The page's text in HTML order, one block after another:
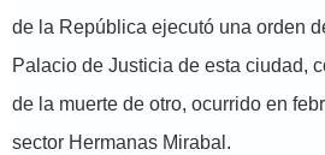
de la República ejecutó una orden
Palacio de Justicia de esta ciudad,
de la muerte de otro, ocurrido en
sector Hermanas Mirabal.